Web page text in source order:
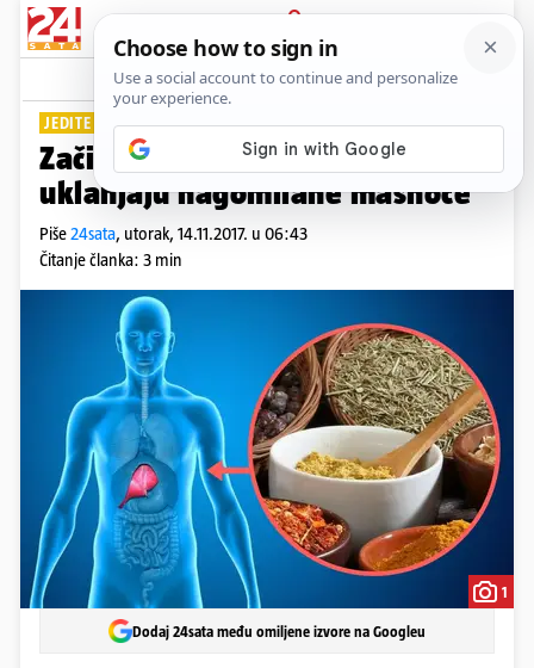
PRIJAVA
Lifestyle Komentari
JEDITE IH SVAKI DAN
Začini i ulja za čišćenje jetre -
uklanjaju nagomilane masnoće
Piše24sata, utorak, 14.11.2017. u 06:43
Čitanje članka: 3 min
1
Dodaj 24sata među omiljene izvore na Googleu